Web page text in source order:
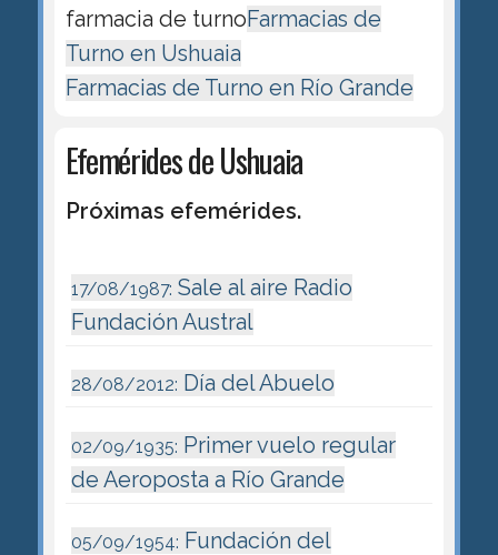
farmacia de turnoFarmacias de
Turno en Ushuaia
Farmacias de Turno en Río Grande
Efemérides de Ushuaia
Próximas efemérides.
17/08/1987: Sale al aire Radio
Fundación Austral
28/08/2012: Día del Abuelo
02/09/1935: Primer vuelo regular
de Aeroposta a Río Grande
05/09/1954: Fundación del